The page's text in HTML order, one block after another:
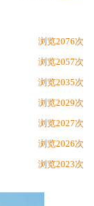
浏览2076次
浏览2057次
浏览2035次
浏览2029次
浏览2027次
浏览2026次
浏览2023次